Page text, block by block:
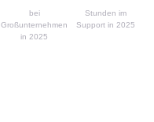
bei
Großunternehmen
in 2025
Stunden im
Support in 2025